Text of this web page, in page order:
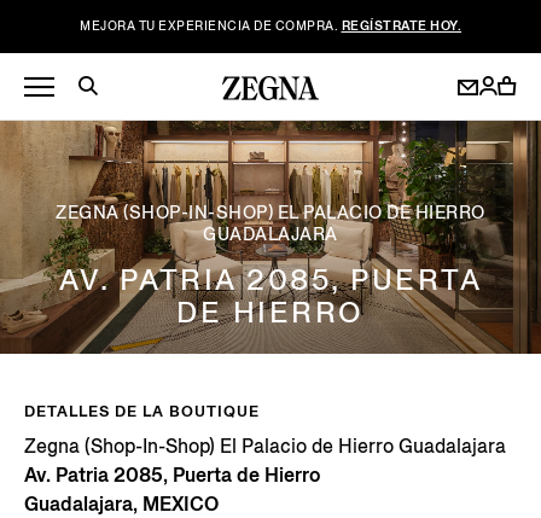
MEJORA TU EXPERIENCIA DE COMPRA. REGÍSTRATE HOY.
ZEGNA (SHOP-IN-SHOP) EL PALACIO DE HIERRO
GUADALAJARA
AV. PATRIA 2085, PUERTA
DE HIERRO
DETALLES DE LA BOUTIQUE
Zegna (Shop-In-Shop) El Palacio de Hierro Guadalajara
Av. Patria 2085, Puerta de Hierro
Guadalajara, MEXICO